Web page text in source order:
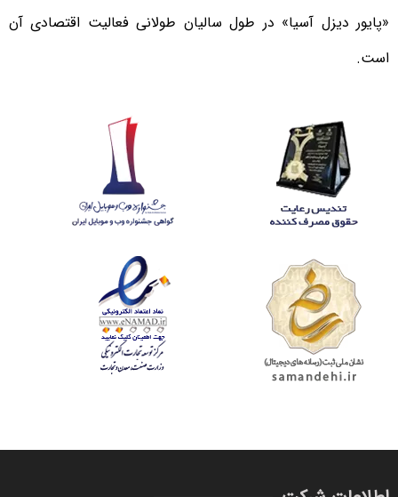
«پایور دیزل آسیا» در طول سالیان طولانی فعالیت اقتصادی آن
است.